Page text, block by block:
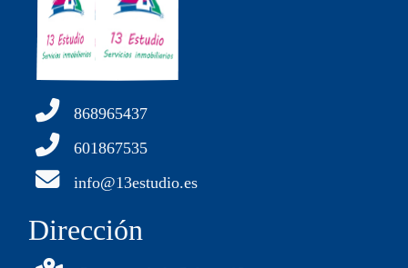
868965437
601867535
info@13estudio.es
Dirección